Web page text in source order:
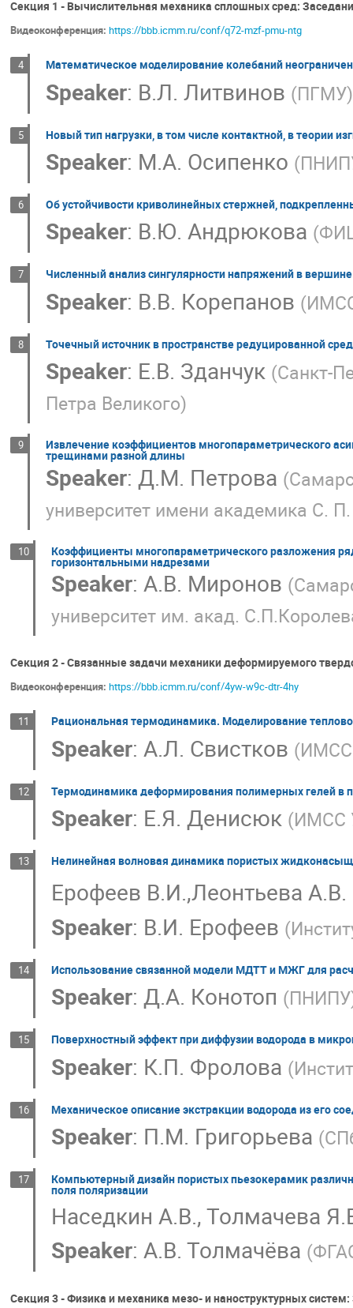
Секция 1 - Вычислительная механика сплошных сред:
Видеоконференция: https://bbb.icmm.ru/conf/q72-mzf-pmu-ntg
4 Математическое моделирование колебаний
Speaker: В.Л. Литвинов (ПГМУ)
5 Новый тип нагрузки, в том числе контактной, в теории
Speaker: М.А. Осипенко (
6 Об устойчивости криволинейных стержней,
Speaker: В.Ю. Андрюкова (
7 Численный анализ сингулярности напряжений в
Speaker: В.В. Корепанов (
8 Точечный источник в пространстве редуцированной
Speaker: Е.В. Зданчук (Санкт-
Петра Великого)
9 Извлечение коэффициентов многопараметрического
трещинами разной длины
Speaker: Д.М. Петрова (
университет имени академика С.
10 Коэффициенты многопараметрического разложения
горизонтальными надрезами
Speaker: А.В. Миронов (
университет им. акад.
Секция 2 - Связанные задачи механики деформируемого
Видеоконференция: https://bbb.icmm.ru/conf/4yw-w9c-dtr-4hy
11 Рациональная термодинамика. Моделирование
Speaker: А.Л. Свистков (ИМСС
12 Термодинамика деформирования полимерных гелей в
Speaker: Е.Я. Денисюк (ИМСС
13 Нелинейная волновая динамика пористых
Ерофеев В.И.,Леонтьева А.В.
Speaker: В.И. Ерофеев (
14 Использование связанной модели МДТТ и МЖГ для
Speaker: Д.А. Конотоп (ПНИПУ
15 Поверхностный эффект при диффузии водорода в
Speaker: К.П. Фролова (
16 Механическое описание экстракции водорода из его
Speaker: П.М. Григорьева (
17 Компьютерный дизайн пористых пьезокерамик
поля поляризации
Наседкин А.В., Толмачева
Speaker: А.В. Толмачёва (
Секция 3 - Физика и механика мезо- и наноструктурных